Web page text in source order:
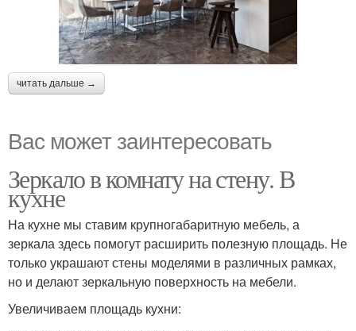
читать дальше →
Вас может заинтересовать
Зеркало в комнату на стену. В
кухне
На кухне мы ставим крупногабаритную мебель, а
зеркала здесь помогут расширить полезную площадь. Не
только украшают стены моделями в различных рамках,
но и делают зеркальную поверхность на мебели.
Увеличиваем площадь кухни: